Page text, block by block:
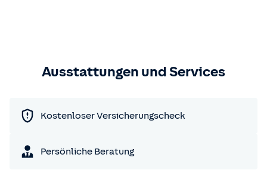
Ausstattungen und Services
Kostenloser Versicherungscheck
Persönliche Beratung